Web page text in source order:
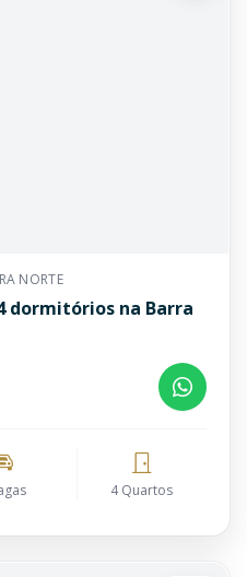
NORTE
dormitórios na Barra
4 Quartos